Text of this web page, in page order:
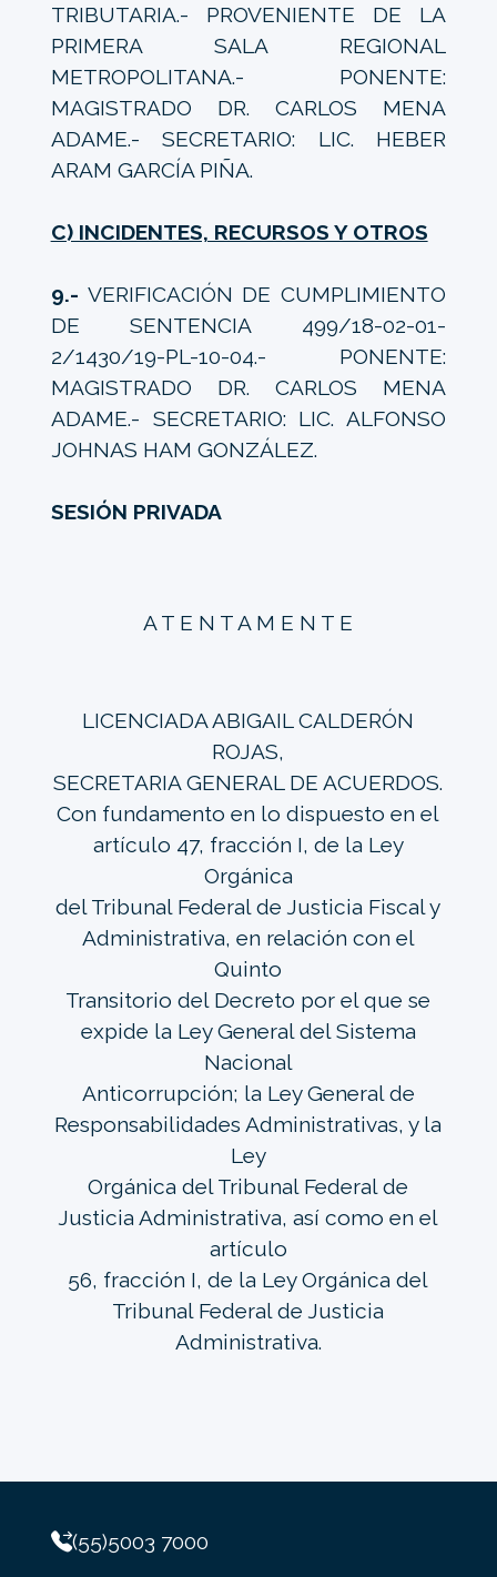
TRIBUTARIA.- PROVENIENTE DE LA
PRIMERA SALA REGIONAL
METROPOLITANA.- PONENTE:
MAGISTRADO DR. CARLOS MENA
ADAME.- SECRETARIO: LIC. HEBER
ARAM GARCÍA PIÑA.
C) INCIDENTES, RECURSOS Y OTROS
9.- VERIFICACIÓN DE CUMPLIMIENTO
DE SENTENCIA 499/18-02-01-
2/1430/19-PL-10-04.- PONENTE:
MAGISTRADO DR. CARLOS MENA
ADAME.- SECRETARIO: LIC. ALFONSO
JOHNAS HAM GONZÁLEZ.
SESIÓN PRIVADA
A T E N T A M E N T E
LICENCIADA ABIGAIL CALDERÓN
ROJAS,
SECRETARIA GENERAL DE ACUERDOS.
Con fundamento en lo dispuesto en el
artículo 47, fracción I, de la Ley
Orgánica
del Tribunal Federal de Justicia Fiscal y
Administrativa, en relación con el
Quinto
Transitorio del Decreto por el que se
expide la Ley General del Sistema
Nacional
Anticorrupción; la Ley General de
Responsabilidades Administrativas, y la
Ley
Orgánica del Tribunal Federal de
Justicia Administrativa, así como en el
artículo
56, fracción I, de la Ley Orgánica del
Tribunal Federal de Justicia
Administrativa.
(55)5003 7000